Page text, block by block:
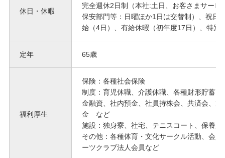
休日・休暇
完全週休2日制（本社:土日、お客さまサービ
保安部門等：日曜ほか1日は交替制）、祝日
始（4日）、有給休暇（初年度17日）、特
定年 65歳
福利厚生
保険：各種社会保険
制度：育児休職、介護休職、各種財形貯蓄、
金融資、社内預金、社員持株会、共済会、退
金 など
施設：独身寮、社宅、テニスコート、保養所
その他：各種体育・文化サークル活動、会員
ーツクラブ法人会員など